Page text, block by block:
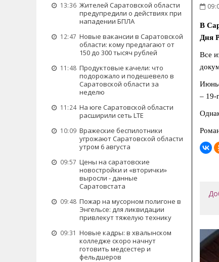
13:36 Жителей Саратовской области
предупредили о действиях при
нападении БПЛА
12:47 Новые вакансии в Саратовской
области: кому предлагают от
150 до 300 тысяч рублей
11:48 Продуктовые качели: что
подорожало и подешевело в
Саратовской области за
неделю
11:24 На юге Саратовской области
расширили сеть LTE
10:09 Вражеские беспилотники
угрожают Саратовской области
утром 6 августа
09:57 Цены на саратовские
новостройки и «вторички»
выросли - данные
Саратовстата
09:48 Пожар на мусорном полигоне в
Энгельсе: для ликвидации
привлекут тяжелую технику
09:31 Новые кадры: в хвалынском
колледже скоро начнут
готовить медсестер и
фельдшеров
В
Дня
Все
– 19-